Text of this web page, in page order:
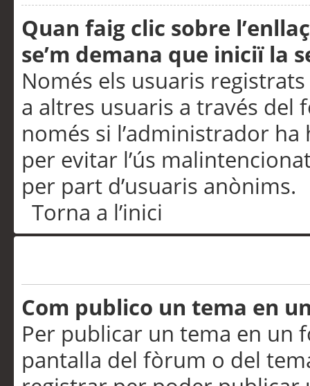
Quan faig clic sobre
se’m demana que iniciï la
Només els usuaris
a altres usuaris a través
només si l’administrador
per evitar l’ús
per part d’usuaris anònims.
Torna a l’inici
Com publico un tema en
Per publicar un tema en un
pantalla del fòrum o del